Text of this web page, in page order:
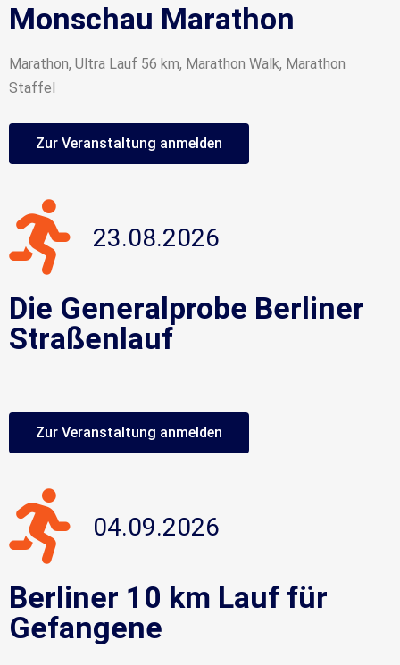
Monschau Marathon
Marathon, Ultra Lauf 56 km, Marathon Walk, Marathon
Staffel
Zur Veranstaltung anmelden
23.08.2026
Die Generalprobe Berliner
Straßenlauf
Zur Veranstaltung anmelden
04.09.2026
Berliner 10 km Lauf für
Gefangene